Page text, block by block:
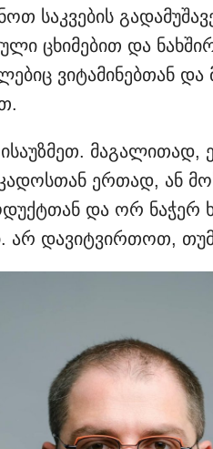
საკვების
ცხიმებით და
ვიტამინებთან
ისაუზმეთ.
ერთად, ან
და ორ ნაჭერ
არ დავიტვირთოთ,